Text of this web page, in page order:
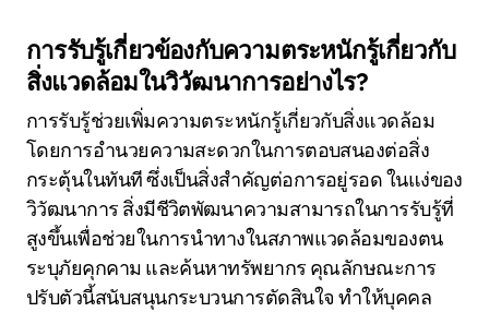
การรับรู้เกี่ยวข้องกับความตระหนักรู้เกี่ยวกับ
สิ่งแวดล้อมในวิวัฒนาการอย่างไร?
การรับรู้ช่วยเพิ่มความตระหนักรู้เกี่ยวกับสิ่งแวดล้อม
โดยการอำนวยความสะดวกในการตอบสนองต่อสิ่ง
กระตุ้นในทันที ซึ่งเป็นสิ่งสำคัญต่อการอยู่รอด ในแง่ของ
วิวัฒนาการ สิ่งมีชีวิตพัฒนาความสามารถในการรับรู้ที่
สูงขึ้นเพื่อช่วยในการนำทางในสภาพแวดล้อมของตน
ระบุภัยคุกคาม และค้นหาทรัพยากร คุณลักษณะการ
ปรับตัวนี้สนับสนุนกระบวนการตัดสินใจ ทำให้บุคคล